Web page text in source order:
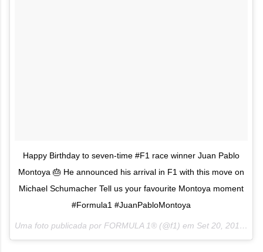
Happy Birthday to seven-time #F1 race winner Juan Pablo
Montoya 🎂 He announced his arrival in F1 with this move on
Michael Schumacher Tell us your favourite Montoya moment
#Formula1 #JuanPabloMontoya
Uma foto publicada por FORMULA 1® (@f1) em Set 20, 2016 às 4:53 PDT